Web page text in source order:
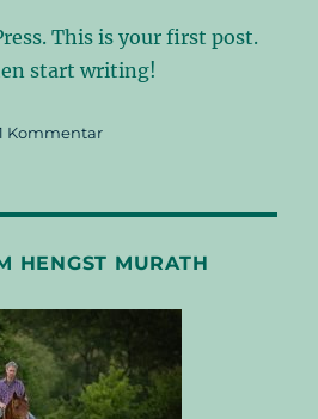
This is your first post.
start writing!
Kommentarzu
HENGST MURATH